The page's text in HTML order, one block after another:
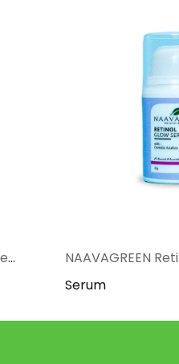
NAAVAGREEN Retinal Radiance Serum
NAAVAGREEN
Serum